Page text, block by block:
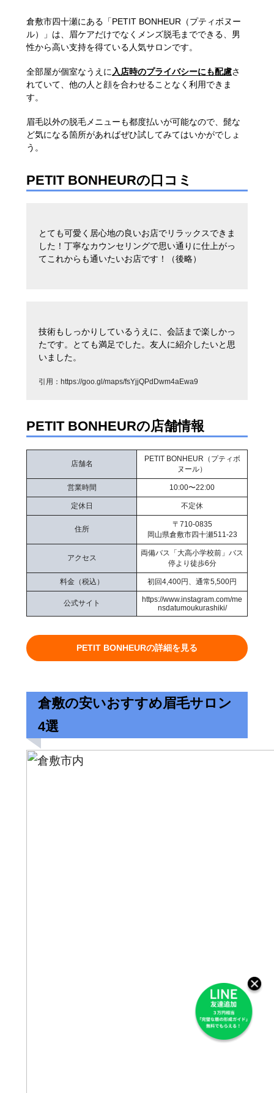
倉敷市四十瀬にある「PETIT BONHEUR（プティボヌー
ル）」は、眉ケアだけでなくメンズ脱毛までできる、男
性から高い支持を得ている人気サロンです。
全部屋が個室なうえに 入店時のプライバシーにも配慮さ
れていて、他の人と顔を合わせることなく利用できま
す。
眉毛以外の脱毛メニューも都度払いが可能なので、髭な
ど気になる箇所があればぜひ試してみてはいかがでしょ
う。
PETIT BONHEURの口コミ
とても可愛く居心地の良いお店でリラックスできま
した！丁寧なカウンセリングで思い通りに仕上がっ
てこれからも通いたいお店です！（後略）
技術もしっかりしているうえに、会話まで楽しかっ
たです。とても満足でした。友人に紹介したいと思
いました。
引用： https://goo.gl/maps/fsYjjQPdDwm4aEwa9
PETIT BONHEURの店舗情報
店舗名
PETIT BONHEUR（プティボ
ヌール）
営業時間 10:00〜22:00
定休日 不定休
住所
〒710-0835
岡山県倉敷市四十瀬511-23
アクセス
両備バス「大高小学校前」バス
停より徒歩6分
料金（税込） 初回4,400円、通常5,500円
公式サイト
https://www.instagram.com/me
nsdatumoukurashiki/
PETIT BONHEURの詳細を見る
倉敷の安いおすすめ眉毛サロン
4選